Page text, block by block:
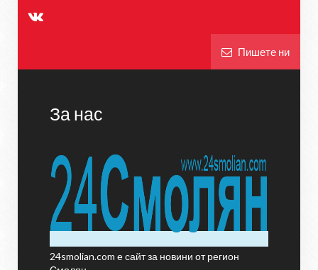
Пишете ни
За нас
24smolian.com е сайт за новини от регион